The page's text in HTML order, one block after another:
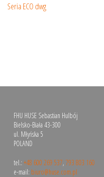
Seria ECO dwg
FHU HUSE Sebastian Hulbój
Bielsko-Biała 43-300
ul. Młyńska 5
POLAND
tel.:+48 600 269 537,793 803 160
e-mail: biuro@huse.com.pl